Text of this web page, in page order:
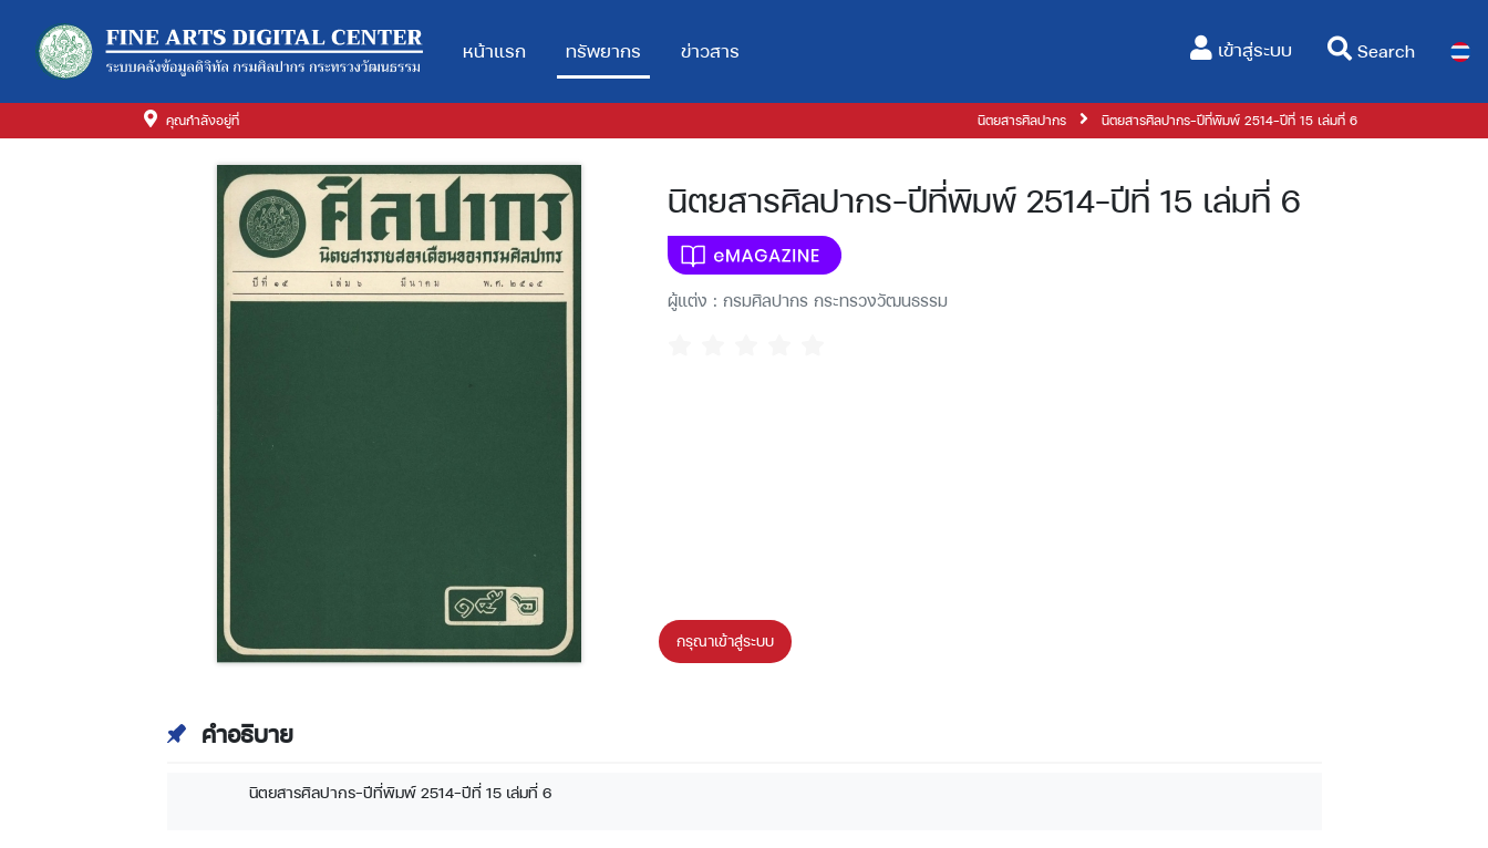
หน้าแรก ทรัพยากร ข่าวสาร เข้าสู่ระบบ (current)Search
คุณกำลังอยู่ที่ นิตยสารศิลปากร นิตยสารศิลปากร-ปีที่พิมพ์ 2514-ปีที่ 15 เล่มที่ 6
นิตยสารศิลปากร-ปีที่พิมพ์ 2514-ปีที่ 15 เล่มที่ 6
ผู้แต่ง : กรมศิลปากร กระทรวงวัฒนธรรม
กรุณาเข้าสู่ระบบ
คำอธิบาย
นิตยสารศิลปากร-ปีที่พิมพ์ 2514-ปีที่ 15 เล่มที่ 6